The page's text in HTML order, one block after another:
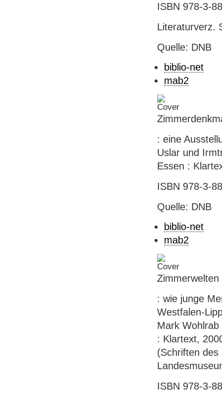
ISBN 978-3-
Literaturverz.
Quelle: DNB
biblio-net
mab2
: eine
Uslar und
Essen :
ISBN 978-3-
Quelle: DNB
biblio-net
mab2
Zimmerwelten
: wie junge
Westfalen-
Mark
: Klartext,
(Schriften des
ISBN 978-3-